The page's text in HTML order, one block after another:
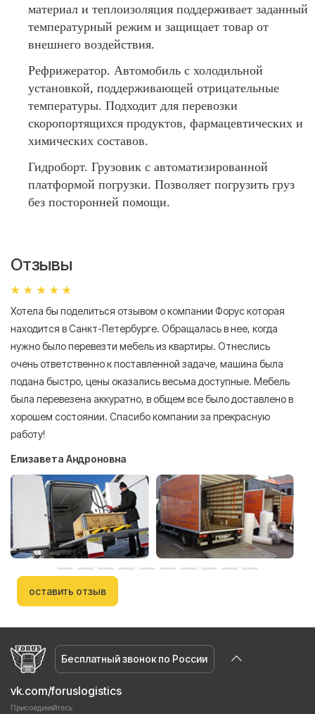
материал и теплоизоляция поддерживает заданный
температурный режим и защищает товар от
внешнего воздействия.
Рефрижератор. Автомобиль с холодильной
установкой, поддерживающей отрицательные
температуры. Подходит для перевозки
скоропортящихся продуктов, фармацевтических и
химических составов.
Гидроборт. Грузовик с автоматизированной
платформой погрузки. Позволяет погрузить груз
без посторонней помощи.
Отзывы
Хотела бы поделиться отзывом о компании Форус которая
находится в Санкт-Петербурге. Обращалась в нее, когда
нужно было перевезти мебель из квартиры. Отнеслись
очень ответственно к поставленной задаче, машина была
подана быстро, цены оказались весьма доступные. Мебель
была перевезена аккуратно, в общем все было доставлено в
хорошем состоянии. Спасибо компании за прекрасную
работу!
Елизавета Андроновна
оставить отзыв
Бесплатный звонок по России
vk.com/foruslogistics
Присоединяйтесь